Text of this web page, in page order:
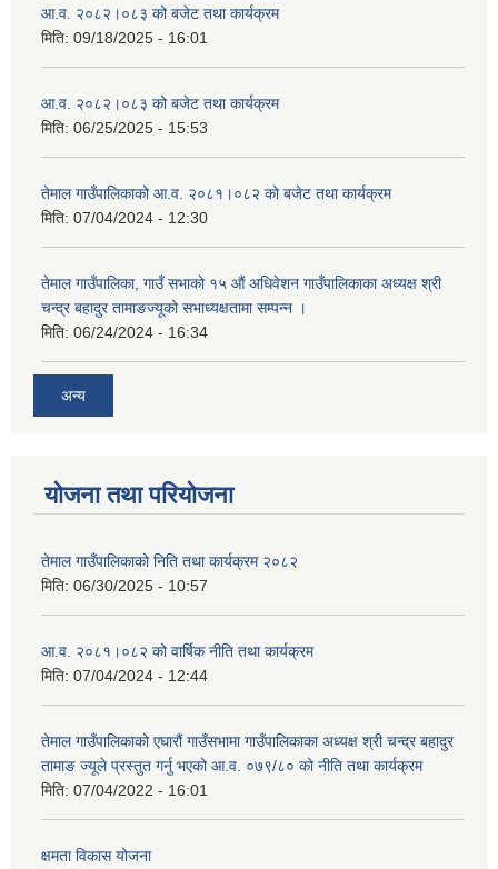
आ.व. २०८२।०८३ को बजेट तथा कार्यक्रम
मिति: 09/18/2025 - 16:01
आ.व. २०८२।०८३ को बजेट तथा कार्यक्रम
मिति: 06/25/2025 - 15:53
तेमाल गाउँपालिकाको आ.व. २०८१।०८२ को बजेट तथा कार्यक्रम
मिति: 07/04/2024 - 12:30
तेमाल गाउँपालिका, गाउँ सभाको १५ औं अधिवेशन गाउँपालिकाका अध्यक्ष श्री
चन्द्र बहादुर तामाङज्यूको सभाध्यक्षतामा सम्पन्न ।
मिति: 06/24/2024 - 16:34
अन्य
योजना तथा परियोजना
तेमाल गाउँपालिकाको निति तथा कार्यक्रम २०८२
मिति: 06/30/2025 - 10:57
आ.व. २०८१।०८२ को वार्षिक नीति तथा कार्यक्रम
मिति: 07/04/2024 - 12:44
तेमाल गाउँपालिकाको एघारौं गाउँसभामा गाउँपालिकाका अध्यक्ष श्री चन्द्र बहादुर
तामाङ ज्यूले प्रस्तुत गर्नु भएको आ.व. ०७९/८० को नीति तथा कार्यक्रम
मिति: 07/04/2022 - 16:01
क्षमता विकास योजना